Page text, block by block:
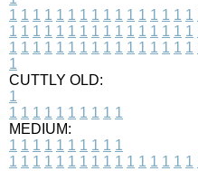
1 1 1 1 1 1 1 1 1 1 1 1 1 1 1 1
1 1 1 1 1 1 1 1 1 1 1 1 1 1 1 1
1 1 1 1 1 1 1 1 1 1 1 1 1 1 1 1
1
CUTTLY OLD:
1
1 1 1 1 1 1 1 1 1 1
MEDIUM:
1 1 1 1 1 1 1 1 1 1
1 1 1 1 1 1 1 1 1 1 1 1 1 1 1 1